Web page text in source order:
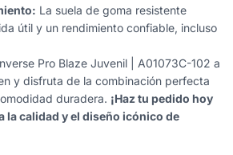
La suela de goma resistente
útil y un rendimiento confiable, incluso
Pro Blaze Juvenil | A01073C-102 a
y disfruta de la combinación perfecta
duradera. ¡Haz tu pedido hoy
la calidad y el diseño icónico de